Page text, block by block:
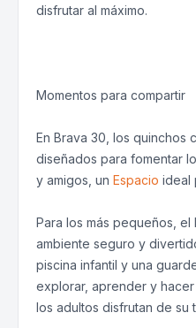
disfrutar al máximo.
Momentos para compartir
En Brava 30, los quinchos
diseñados para fomentar
y amigos, un Espacio ideal
Para los más pequeños,
ambiente seguro y
piscina infantil y una
explorar, aprender y
los adultos disfrutan de su